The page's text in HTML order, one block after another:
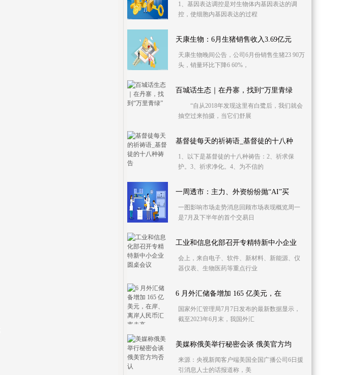
1、基因表达调控是对生物体内基因表达的调
控，使细胞内基因表达的过程
天康生物：6月生猪销售收入3.69亿元
天康生物晚间公告，公司6月份销售生猪23 90万
头，销量环比下降6 60%，
百城话生态｜在丹寨，找到“万里青绿
“自从2018年发现这里有白鹭后，我们就会
抽空过来拍摄，当它们舒展
基督徒每天的祈祷语_基督徒的十八种
1、以下是基督徒的十八种祷告：2、祈求保
护。3、祈求净化。4、为不信的
一周透市：主力、外资纷纷抛“AI”买
一图影响市场走势消息回顾市场表现概览周一
是7月及下半年的首个交易日
工业和信息化部召开专精特新中小企业
会上，来自电子、软件、新材料、新能源、仪
器仪表、生物医药等重点行业
6 月外汇储备增加 165 亿美元，在
国家外汇管理局7月7日发布的最新数据显示，
截至2023年6月末，我国外汇
美媒称俄美举行秘密会谈 俄美官方均
来源：央视新闻客户端美国全国广播公司6日援
引消息人士的话报道称，美